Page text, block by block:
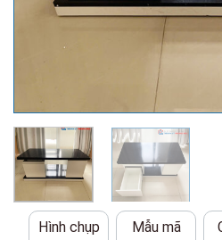
Hình chụp
Mẫu mã